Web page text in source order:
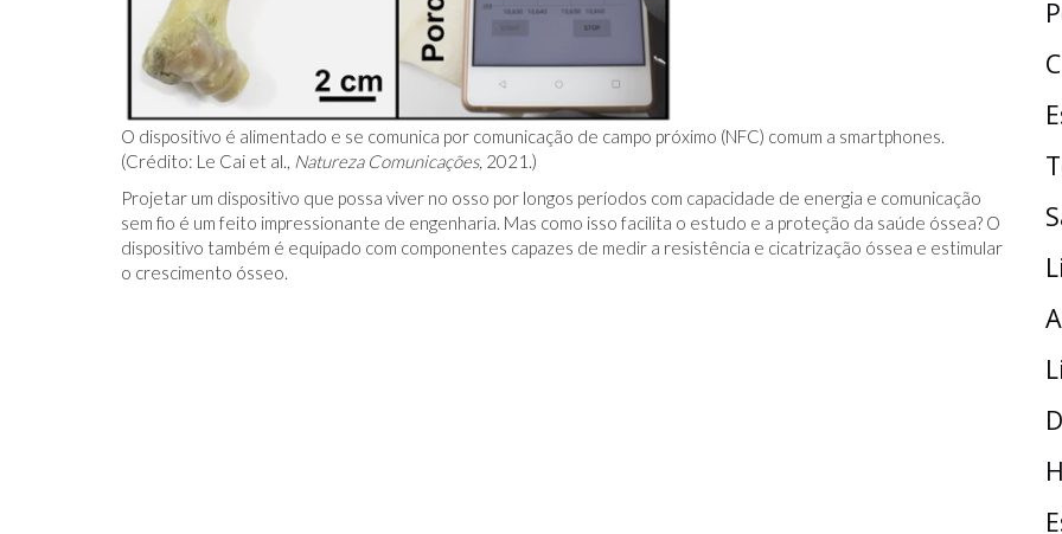
O dispositivo é alimentado e se comunica por comunicação de campo próximo (NFC) comum a smartphones.
(Crédito: Le Cai et al., Natureza Comunicações, 2021.)
Projetar um dispositivo que possa viver no osso por longos períodos com capacidade de energia e comunicação
sem fio é um feito impressionante de engenharia. Mas como isso facilita o estudo e a proteção da saúde óssea? O
dispositivo também é equipado com componentes capazes de medir a resistência e cicatrização óssea e estimular
o crescimento ósseo.